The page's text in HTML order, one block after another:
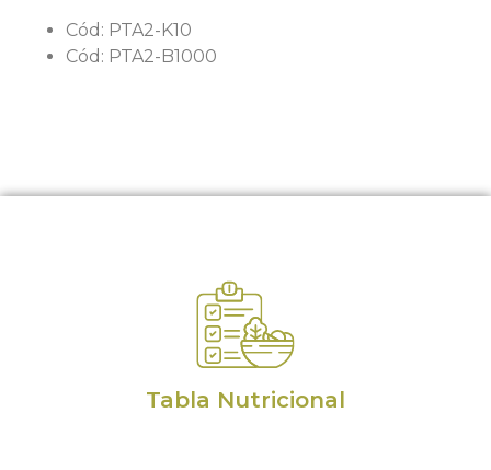
Cód: PTA2-K10
Cód: PTA2-B1000
Tabla Nutricional